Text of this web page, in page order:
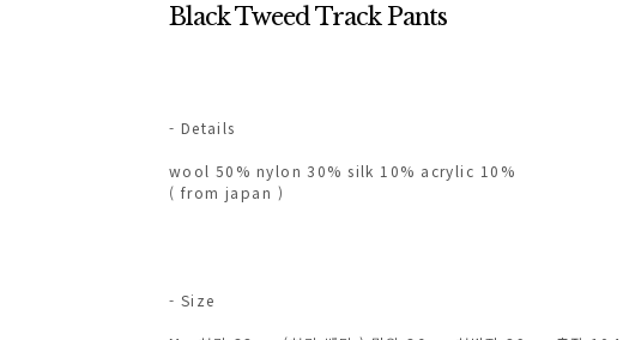
Black Tweed Track Pants
- Details
wool 50% nylon 30% silk 10% acrylic 10%
( from japan )
- Size